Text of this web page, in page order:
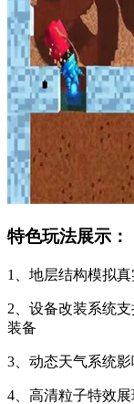
特色玩法展示：
1、地层结构模拟
2、设备改装系统
装备
3、动态天气系统
4、高清粒子特效